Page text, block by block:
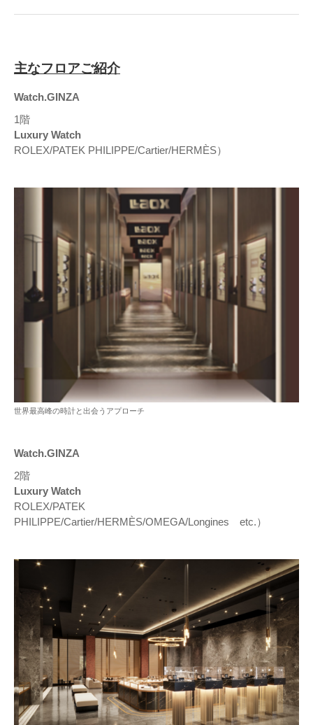
主なフロアご紹介
Watch.GINZA
1階
Luxury Watch
ROLEX/PATEK PHILIPPE/Cartier/HERMÈS）
世界最高峰の時計と出会うアプローチ
Watch.GINZA
2階
Luxury Watch
ROLEX/PATEK
PHILIPPE/Cartier/HERMÈS/OMEGA/Longines etc.）